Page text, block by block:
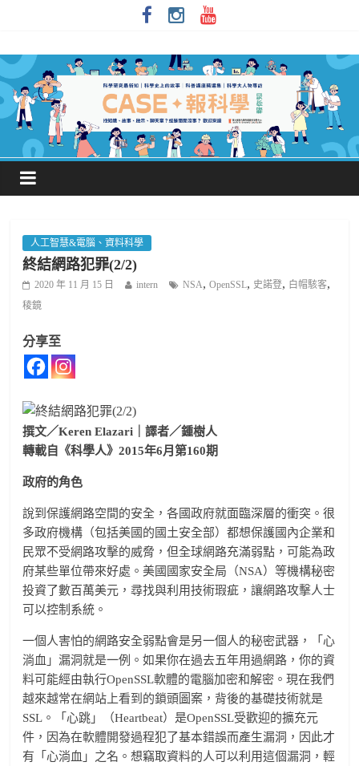
人工智慧&電腦、資料科學
終結網路犯罪(2/2)
2020 年 11 月 15 日 intern NSA,OpenSSL, 史諾登, 白帽駭客,
稜鏡
分享至
撰文／Keren Elazari｜譯者／鍾樹人
轉載自《科學人》2015年6月第160期
政府的角色
說到保護網路空間的安全，各國政府就面臨深層的衝突。很
多政府機構（包括美國的國土安全部）都想保護國內企業和
民眾不受網路攻擊的威脅，但全球網路充滿弱點，可能為政
府某些單位帶來好處。美國國家安全局（NSA）等機構秘密
投資了數百萬美元，尋找與利用技術瑕疵，讓網路攻擊人士
可以控制系統。
一個人害怕的網路安全弱點會是另一個人的秘密武器，「心
淌血」漏洞就是一例。如果你在過去五年用過網路，你的資
料可能經由執行OpenSSL軟體的電腦加密和解密。現在我們
越來越常在網站上看到的鎖頭圖案，背後的基礎技術就是
SSL。「心跳」（Heartbeat）是OpenSSL受歡迎的擴充元
件，因為在軟體開發過程犯了基本錯誤而產生漏洞，因此才
有「心淌血」之名。想竊取資料的人可以利用這個漏洞，輕